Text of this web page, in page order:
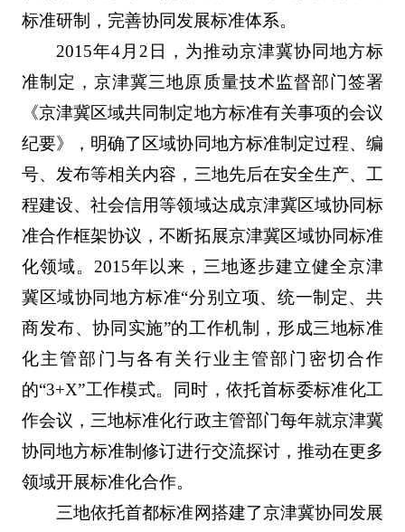
标准研制，完善协同发展标准体系。
2015年4月2日，为推动京津冀协同地方标
准制定，京津冀三地原质量技术监督部门签署
《京津冀区域共同制定地方标准有关事项的会议
纪要》，明确了区域协同地方标准制定过程、编
号、发布等相关内容，三地先后在安全生产、工
程建设、社会信用等领域达成京津冀区域协同标
准合作框架协议，不断拓展京津冀区域协同标准
化领域。2015年以来，三地逐步建立健全京津
冀区域协同地方标准“分别立项、统一制定、共
商发布、协同实施”的工作机制，形成三地标准
化主管部门与各有关行业主管部门密切合作
的“3+X”工作模式。同时，依托首标委标准化工
作会议，三地标准化行政主管部门每年就京津冀
协同地方标准制修订进行交流探讨，推动在更多
领域开展标准化合作。
三地依托首都标准网搭建了京津冀协同发展